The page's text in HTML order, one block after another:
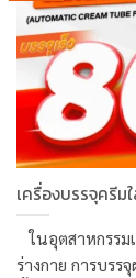
เครื่องบรรจุครี
ในอุตสาหกรรม
ร่างกาย การบร